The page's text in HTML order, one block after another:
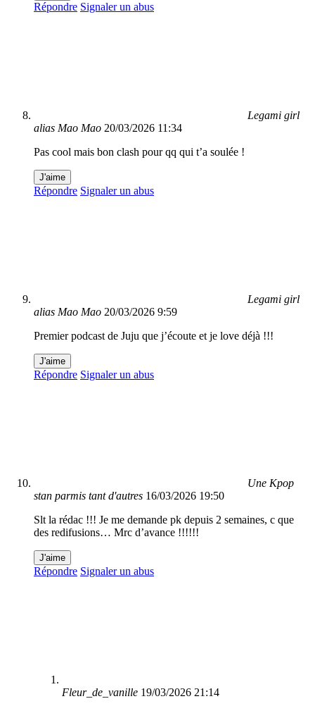
Répondre Signaler un abus
Legami girl
alias Mao Mao 20/03/2026 11:34
Pas cool mais bon clash pour qq qui t’a soulée !
J'aime
Répondre Signaler un abus
Legami girl
alias Mao Mao 20/03/2026 9:59
Premier podcast de Juju que j’écoute et je love déjà !!!
J'aime
Répondre Signaler un abus
Une Kpop
stan parmis tant d'autres 16/03/2026 19:50
Slt la rédac !!! Je me demande pk depuis 2 semaines, c que
des redifusions… Mrc d’avance !!!!!!
J'aime
Répondre Signaler un abus
Fleur_de_vanille 19/03/2026 21:14